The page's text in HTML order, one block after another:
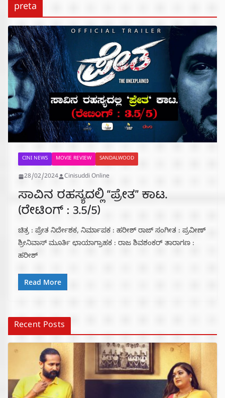
preta
CINI NEWS MOVIE REVIEW SANDALWOOD
28/02/2024 Cinisuddi Online
ಸಾವಿನ ರಹಸ್ಯದಲ್ಲಿ “ಪ್ರೇತ” ಕಾಟ.
(ರೇಟಿಂಗ್ : 3.5/5)
ಚಿತ್ರ : ಪ್ರೇತ ನಿರ್ದೇಶಕ, ನಿರ್ಮಾಪಕ : ಹರೀಶ್‌ ರಾಜ್‌ ಸಂಗೀತ : ಪ್ರವೀಣ್
ಶ್ರೀನಿವಾಸ್ ಮೂರ್ತಿ ಛಾಯಾಗ್ರಾಹಕ : ರಾಜ ಶಿವಶಂಕರ್ ತಾರಾಗಣ :
ಹರೀಶ್‌
Read More
Recent Posts